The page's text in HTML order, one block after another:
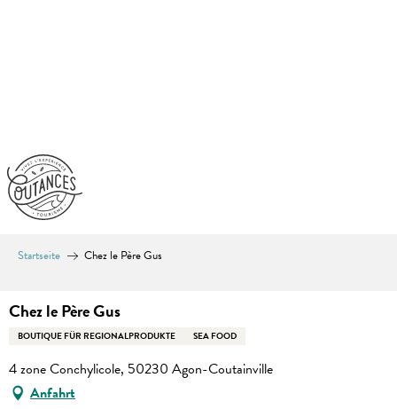
Startseite Chez le Père Gus
Chez le Père Gus
BOUTIQUE FÜR REGIONALPRODUKTE SEA FOOD
4 zone Conchylicole, 50230 Agon-Coutainville
Anfahrt